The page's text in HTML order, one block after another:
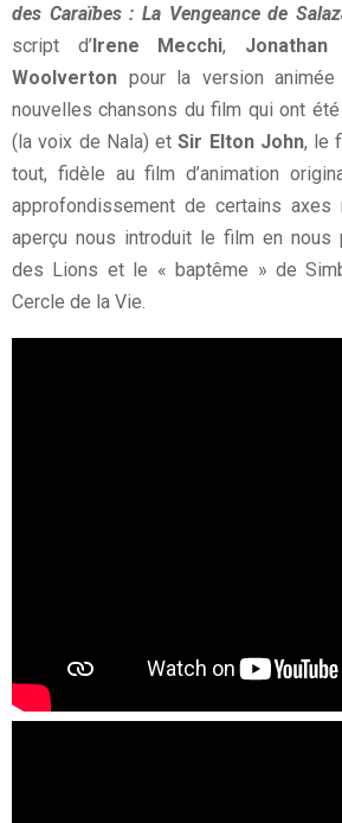
des Caraïbes : La Vengeance de
script d’Irene Mecchi, Jonathan
Woolverton pour la version
nouvelles chansons du film qui ont
(la voix de Nala) etSir Elton John, le
tout, fidèle au film d’animation
approfondissement de certains axes
aperçu nous introduit le film en nous
des Lions et le « baptême » de
Cercle de la Vie.